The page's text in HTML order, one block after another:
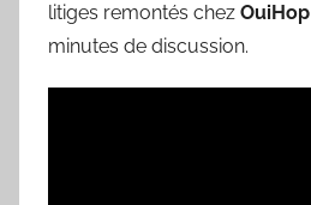
litiges remontés chez OuiHop
minutes de discussion.